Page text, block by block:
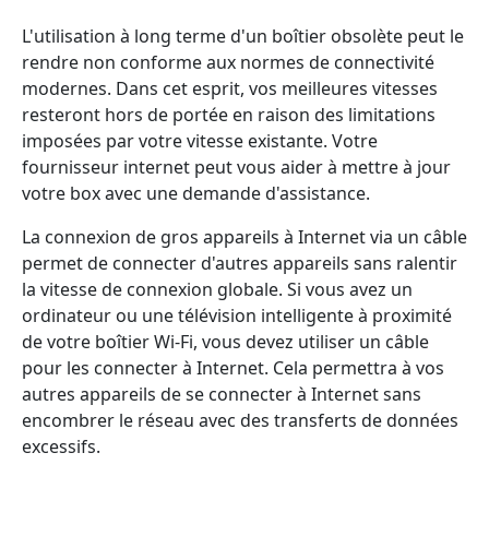
L'utilisation à long terme d'un boîtier obsolète peut le
rendre non conforme aux normes de connectivité
modernes. Dans cet esprit, vos meilleures vitesses
resteront hors de portée en raison des limitations
imposées par votre vitesse existante. Votre
fournisseur internet peut vous aider à mettre à jour
votre box avec une demande d'assistance.
La connexion de gros appareils à Internet via un câble
permet de connecter d'autres appareils sans ralentir
la vitesse de connexion globale. Si vous avez un
ordinateur ou une télévision intelligente à proximité
de votre boîtier Wi-Fi, vous devez utiliser un câble
pour les connecter à Internet. Cela permettra à vos
autres appareils de se connecter à Internet sans
encombrer le réseau avec des transferts de données
excessifs.